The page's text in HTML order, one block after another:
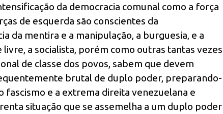
da democracia comunal como a força
de esquerda são conscientes da
da mentira e a manipulação, a burguesia, e a
a socialista, porém como outras tantas vezes
de classe dos povos, sabem que devem
brutal de duplo poder, preparando-
fascismo e a extrema direita venezuelana e
situação que se assemelha a um duplo poder